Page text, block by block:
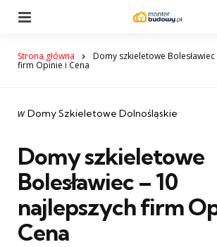
Strona główna Domy szkieletowe
firm Opinie i Cena
Categories
post
w Domy Szkieletowe Dolnośląskie
Domy szkieletowe
Bolesławiec – 10
najlepszych firm
Cena